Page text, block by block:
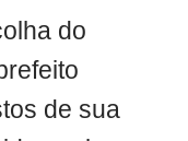
do
de sua